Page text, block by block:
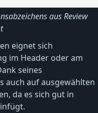
aus Review
eignet sich
im Header oder am
seines
auch auf ausgewählten
da es sich gut in